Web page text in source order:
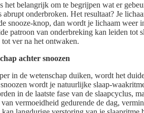
het belangrijk om te begrijpen wat er
abrupt onderbroken. Het resultaat? Je
snooze-knop, dan wordt je lichaam
patroon van onderbreking kan leiden tot
tot ver na het ontwaken.
achter snoozen
in de wetenschap duiken, wordt het
wordt je natuurlijke slaap-
in de laatste fase van de slaapcyclus,
vermoeidheid gedurende de dag,